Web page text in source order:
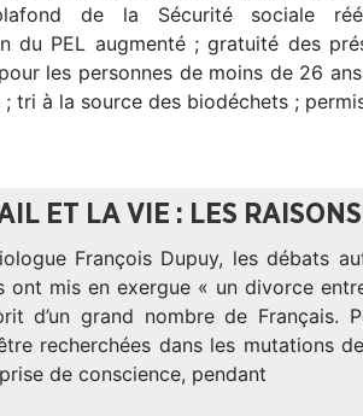
de la Sécurité sociale
du PEL augmenté ; gratuité des
les personnes de moins de 26
; tri à la source des biodéchets ;
ET LA VIE : LES
François Dupuy, les débats
ont mis en exergue « un divorce
d’un grand nombre de Français.
recherchées dans les mutations
de conscience, pendant